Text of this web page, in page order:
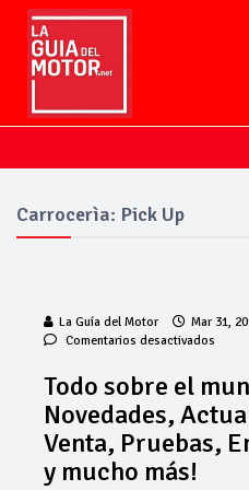
Carrocerìa: Pick Up
La Guía del Motor Mar 31,
Comentarios desactivados
el
mundo
del
motor,
Todo sobre el
Novedades,
Venta, Pruebas,
y mucho más!